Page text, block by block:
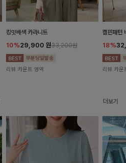
킹밋배색 카라니트
10%29,900 원33,200원
리뷰 카운트 영역
캘핀패턴
18%
리뷰 카운
더보기